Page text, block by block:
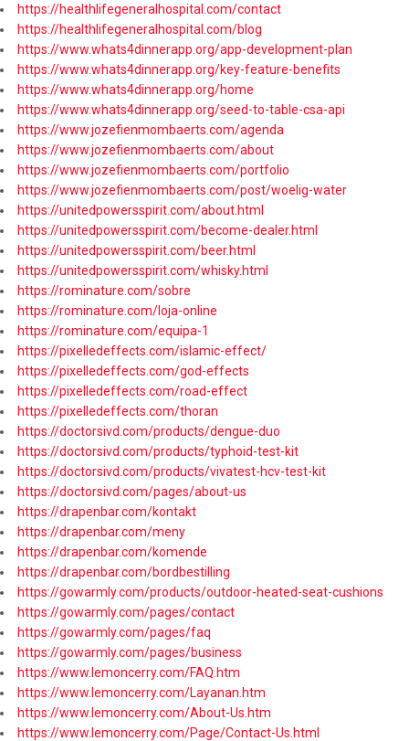
https://healthlifegeneralhospital.com/contact
https://healthlifegeneralhospital.com/blog
https://www.whats4dinnerapp.org/app-development-plan
https://www.whats4dinnerapp.org/key-feature-benefits
https://www.whats4dinnerapp.org/home
https://www.whats4dinnerapp.org/seed-to-table-csa-api
https://www.jozefienmombaerts.com/agenda
https://www.jozefienmombaerts.com/about
https://www.jozefienmombaerts.com/portfolio
https://www.jozefienmombaerts.com/post/woelig-water
https://unitedpowersspirit.com/about.html
https://unitedpowersspirit.com/become-dealer.html
https://unitedpowersspirit.com/beer.html
https://unitedpowersspirit.com/whisky.html
https://rominature.com/sobre
https://rominature.com/loja-online
https://rominature.com/equipa-1
https://pixelledeffects.com/islamic-effect/
https://pixelledeffects.com/god-effects
https://pixelledeffects.com/road-effect
https://pixelledeffects.com/thoran
https://doctorsivd.com/products/dengue-duo
https://doctorsivd.com/products/typhoid-test-kit
https://doctorsivd.com/products/vivatest-hcv-test-kit
https://doctorsivd.com/pages/about-us
https://drapenbar.com/kontakt
https://drapenbar.com/meny
https://drapenbar.com/komende
https://drapenbar.com/bordbestilling
https://gowarmly.com/products/outdoor-heated-seat-cushions
https://gowarmly.com/pages/contact
https://gowarmly.com/pages/faq
https://gowarmly.com/pages/business
https://www.lemoncerry.com/FAQ.htm
https://www.lemoncerry.com/Layanan.htm
https://www.lemoncerry.com/About-Us.htm
https://www.lemoncerry.com/Page/Contact-Us.html